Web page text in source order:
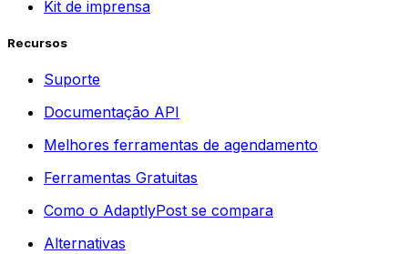
Kit de imprensa
Recursos
Suporte
Documentação API
Melhores ferramentas de agendamento
Ferramentas Gratuitas
Como o AdaptlyPost se compara
Alternativas